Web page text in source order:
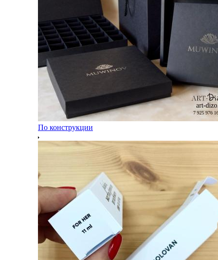
По конструкции